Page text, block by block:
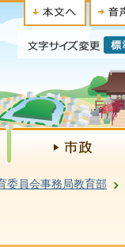
委員会事務局教育部